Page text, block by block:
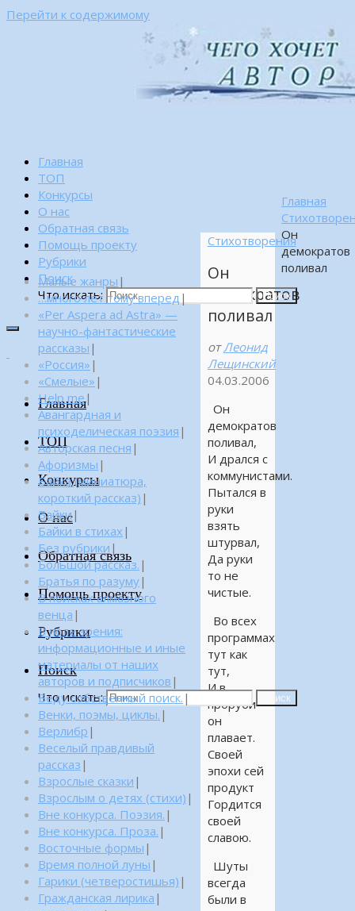
Перейти к содержимому
Главная
ТОП
Конкурсы
О нас
Обратная связь
Помощь проекту
Рубрики
Поиск
Что искать:
Поиск
Главная
ТОП
Конкурсы
О нас
Обратная связь
Помощь проекту
Рубрики
Поиск
Что искать: Поиск
Главная
Он
демократов
поливал
Стихотворения
Он
демократов
поливал
от Леонид
Лещинский
04.03.2006
Он
демократов
поливал,
И дрался с
коммунистами.
Пытался в
руки
взять
штурвал,
Да руки
то не
чистые.
Во всех
программах
тут как
тут,
И в
проруби
он
плавает.
Своей
эпохи сей
продукт
Гордится
своей
славою.
Шуты
всегда
были в
Малые жанры |
…много лет тому вперед |
«Per Aspera ad Astra» —
научно-фантастические
рассказы |
«Россия» |
«Смелые» |
Help me|
Авангардная и
психоделическая поэзия |
Авторская песня |
Афоризмы |
Байка (миниатюра,
короткий рассказ) |
Байки|
Байки в стихах |
Без рубрики |
Большой рассказ. |
Братья по разуму|
В поисках алмазного
венца |
В поле зрения:
информационные и иные
материалы от наших
авторов и подписчиков |
Веду собственный поиск. |
Венки, поэмы, циклы. |
Верлибр |
Веселый правдивый
рассказ |
Взрослые сказки |
Взрослым о детях (стихи) |
Вне конкурса. Поэзия. |
Вне конкурса. Проза. |
Восточные формы |
Время полной луны |
Гарики (четверостишья) |
Гражданская лирика |